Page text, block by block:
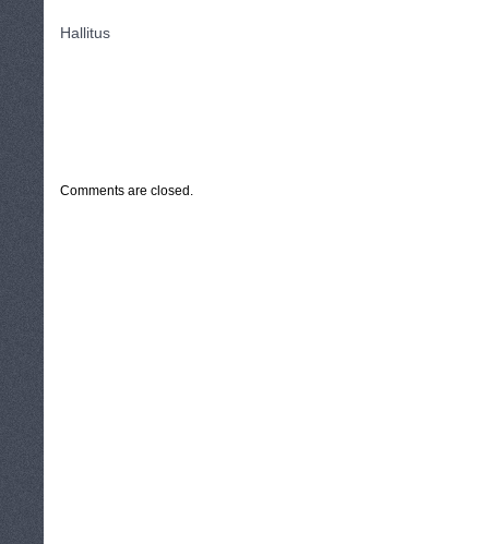
Hallitus
Comments are closed.